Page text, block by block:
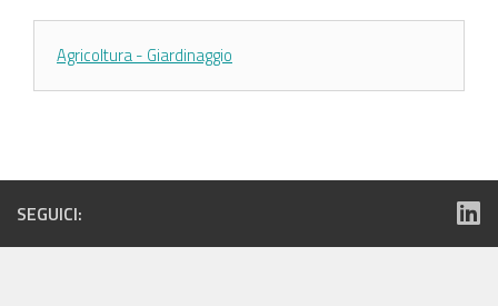
Agricoltura - Giardinaggio
SEGUICI: